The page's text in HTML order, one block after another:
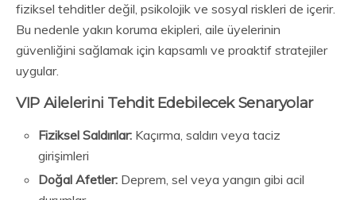
fiziksel tehditler değil, psikolojik ve sosyal riskleri de içerir.
Bu nedenle yakın koruma ekipleri, aile üyelerinin
güvenliğini sağlamak için kapsamlı ve proaktif stratejiler
uygular.
VIP Ailelerini Tehdit Edebilecek Senaryolar
Fiziksel Saldırılar: Kaçırma, saldırı veya taciz
girişimleri
Doğal Afetler: Deprem, sel veya yangın gibi acil